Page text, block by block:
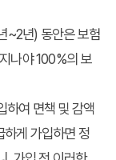
~2년) 동안은 보험
나야 100%의 보
하여 면책 및 감액
하게 가입하면 정